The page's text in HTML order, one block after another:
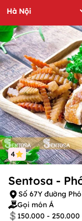
4
Sentosa -
Số 67Y đường
Gọi món Á
150.000 -